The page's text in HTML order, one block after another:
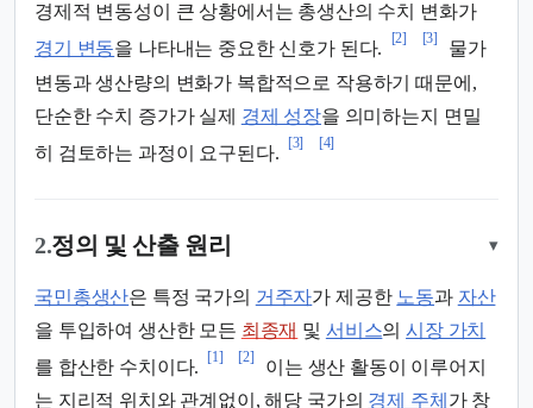
경제적 변동성이 큰 상황에서는 총생산의 수치 변화가
경기 변동을 나타내는 중요한 신호가 된다.
[2] [3]
물가
변동과 생산량의 변화가 복합적으로 작용하기 때문에,
단순한 수치 증가가 실제 경제 성장을 의미하는지 면밀
히 검토하는 과정이 요구된다.
[3] [4]
2.정의 및 산출 원리 ▾
국민총생산은 특정 국가의 거주자가 제공한 노동과 자산
을 투입하여 생산한 모든 최종재 및 서비스의시장 가치
를 합산한 수치이다.
[1] [2]
이는 생산 활동이 이루어지
는 지리적 위치와 관계없이, 해당 국가의 경제 주체 가 창